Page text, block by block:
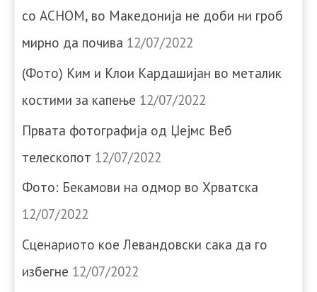
со АСНОМ, во Македонија не доби ни гроб
мирно да почива 12/07/2022
(Фото) Ким и Клои Кардашијан во металик
костими за капење 12/07/2022
Првата фотографија од Џејмс Веб
телескопот 12/07/2022
Фото: Бекамови на одмор во Хрватска
12/07/2022
Сценариото кое Левандовски сака да го
избегне 12/07/2022